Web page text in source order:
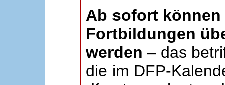
Ab sofort können
Fortbildungen
werden – das
die im DFP-